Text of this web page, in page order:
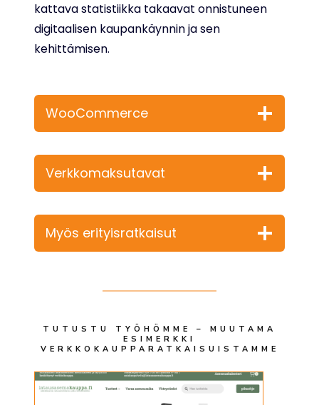
kattava statistiikka takaavat onnistuneen
digitaalisen kaupankäynnin ja sen
kehittämisen.
WooCommerce
Verkkomaksutavat
Myös erityisratkaisut
TUTUSTU TYÖHÖMME – MUUTAMA
ESIMERKKI
VERKKOKAUPPARATKAISUISTAMME